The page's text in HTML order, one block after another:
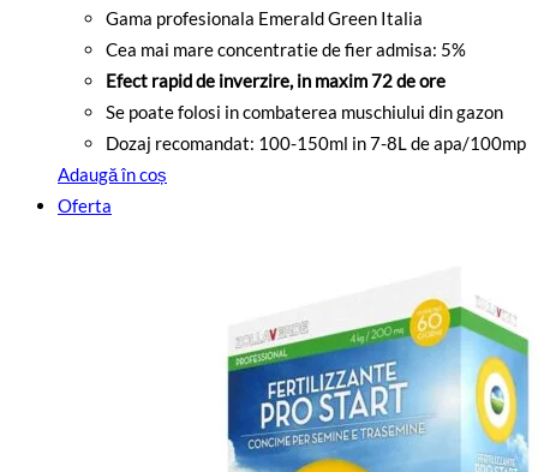
inițial
a
fost:
12999
lei.
curent
este:
8499
lei.
Gama profesionala Emerald Green Italia
Cea mai mare concentratie de fier admisa: 5%
Efect rapid de inverzire, in maxim 72 de ore
Se poate folosi in combaterea muschiului din gazon
Dozaj recomandat: 100-150ml in 7-8L de apa/100mp
Adaugă în coș
Oferta